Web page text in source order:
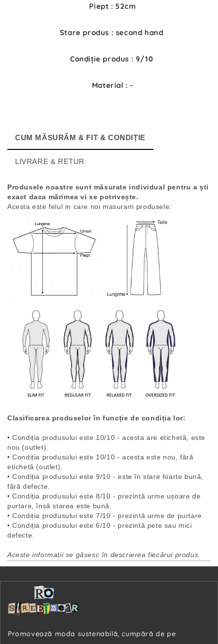
Piept : 52cm
Stare produs : second hand
Condiție produs : 9/10
Material : -
CUM MĂSURĂM & FIT & CONDIȚIE
Produsele noastre sunt măsurate individual pentru a ști
exact daca mărimea vi se potrivește.
Acesta este felul in care noi masuram produsele:
Clasificarea produselor în funcție de condiția lor:
• Condiția produsului este 10/10 - acesta are etichetă, este
nou (outlet).
• Condiția produsului este 10/10 - acesta este nou, fără
etichetă (outlet).
• Condiția produsului este 9/10 - este în stare foarte bună,
fără defecte.
• Condiția produsului este 8/10 - prezintă urme ușoare de
purtare, însă starea este bună.
• Condiția produsului este 7/10 - prezintă urme de purtare.
• Condiția produsului este 6/10 - prezintă pete sau mici
defecte.
Aceste informații se găsesc în descrierea fiecărui produs.
LIVRARE & RETUR
Promovează moda sustenabilă, cumpără de pe